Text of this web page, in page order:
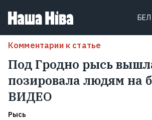
БЕЛ
Комментарии к статье
Под Гродно рысь
позировала людям на
ВИДЕО
Рысь